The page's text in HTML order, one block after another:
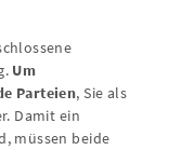
Um
Parteien, Sie als
Damit ein
müssen beide